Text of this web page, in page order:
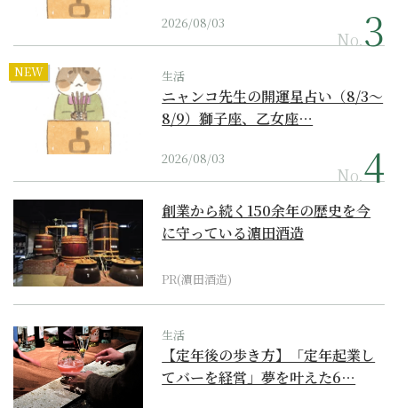
2026/08/03
No.
NEW 生活
ニャンコ先生の開運星占い（8/3～
8/9）獅子座、乙女座…
2026/08/03
No.
創業から続く150余年の歴史を今
に守っている濵田酒造
PR(濵田酒造)
生活
【定年後の歩き方】「定年起業し
てバーを経営」夢を叶えた6…